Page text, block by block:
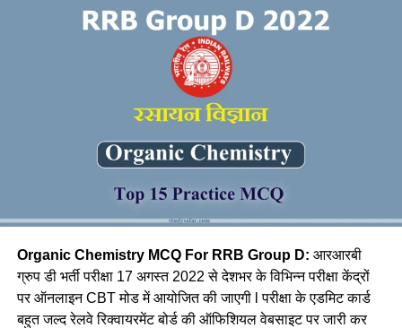
Organic Chemistry MCQ For RRB Group D: आरआरबी
ग्रुप डी भर्ती परीक्षा 17 अगस्त 2022 से देशभर के विभिन्न परीक्षा केंद्रों
पर ऑनलाइन CBT मोड में आयोजित की जाएगी l परीक्षा के एडमिट कार्ड
बहुत जल्द रेलवे रिक्वायरमेंट बोर्ड की ऑफिशियल वेबसाइट पर जारी कर